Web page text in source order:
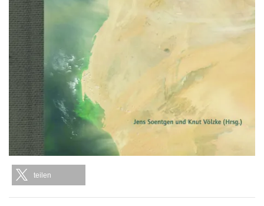
teilen